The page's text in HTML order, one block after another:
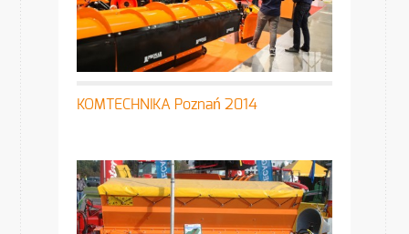
KOMTECHNIKA Poznań 2014